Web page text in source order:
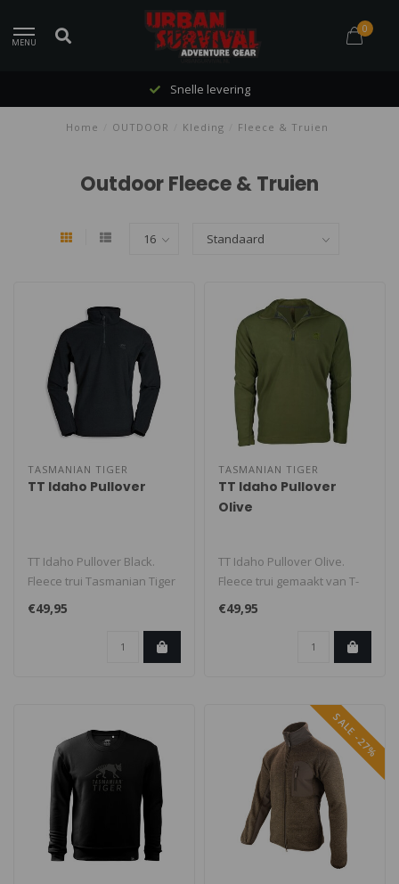
MENU
0
Snelle levering
Home OUTDOOR Kleding Fleece & Truien
Outdoor Fleece & Truien
TASMANIAN TIGER
TT Idaho Pullover
TT Idaho Pullover Black.
Fleece trui Tasmanian Tiger
gemaakt van T-Tecnopile
Mic..
€49,95
TASMANIAN TIGER
TT Idaho Pullover
Olive
TT Idaho Pullover Olive.
Fleece trui gemaakt van T-
Tecnopile Micro 100 anti-
bact..
€49,95
SALE -27%